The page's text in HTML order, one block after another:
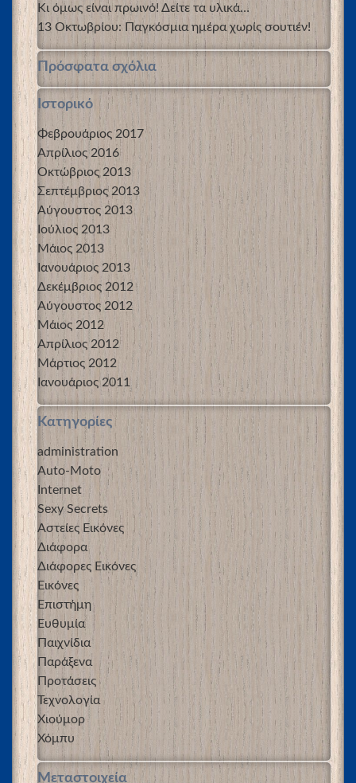
Κι όμως είναι πρωινό! Δείτε τα υλικά…
13 Οκτωβρίου: Παγκόσμια ημέρα χωρίς σουτιέν!
Πρόσφατα σχόλια
Ιστορικό
Φεβρουάριος 2017
Απρίλιος 2016
Οκτώβριος 2013
Σεπτέμβριος 2013
Αύγουστος 2013
Ιούλιος 2013
Μάιος 2013
Ιανουάριος 2013
Δεκέμβριος 2012
Αύγουστος 2012
Μάιος 2012
Απρίλιος 2012
Μάρτιος 2012
Ιανουάριος 2011
Kατηγορίες
administration
Auto-Moto
Internet
Sexy Secrets
Αστείες Εικόνες
Διάφορα
Διάφορες Εικόνες
Εικόνες
Επιστήμη
Ευθυμία
Παιχνίδια
Παράξενα
Προτάσεις
Τεχνολογία
Χιούμορ
Χόμπυ
Μεταστοιχεία